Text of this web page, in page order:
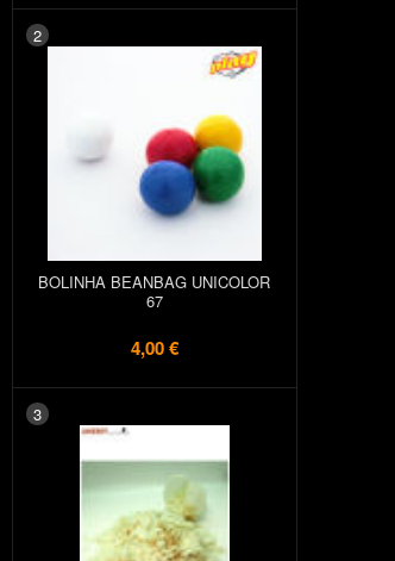
2
BOLINHA BEANBAG UNICOLOR
67
4,00 €
3